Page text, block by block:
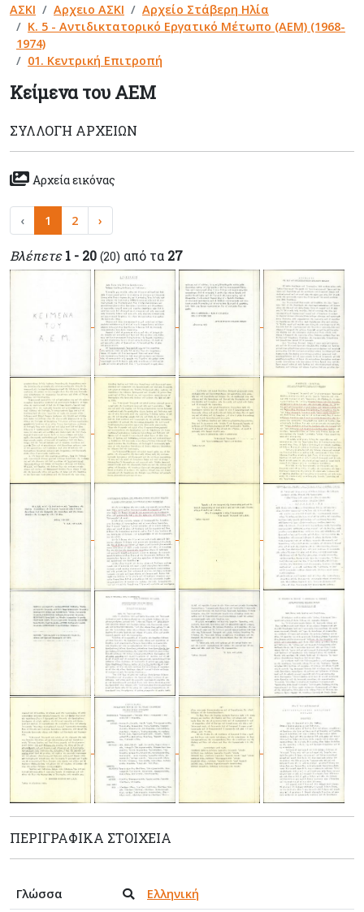
ΑΣΚΙ Αρχειο ΑΣΚΙ
Αρχείο Στάβερη Ηλία
Κ. 5 - Αντιδικτατορικό Εργατικό Μέτωπο (ΑΕΜ) (1968-
1974)
01. Κεντρική Επιτροπή
Κείμενα του ΑΕΜ
ΣΥΛΛΟΓΉ ΑΡΧΕΊΩΝ
Αρχεία εικόνας
‹ 1 2 ›
Βλέπετε 1 - 20 (20) από τα 27
ΠΕΡΙΓΡΑΦΙΚΆ ΣΤΟΙΧΕΊΑ
Γλώσσα Ελληνική